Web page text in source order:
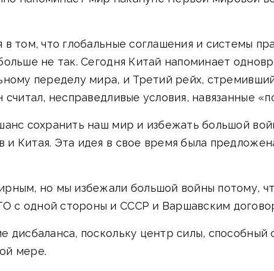
в том, что глобальные соглашения и системы
не так. Сегодня Китай напоминает
переделу мира, и Третий рейх,
несправедливые условия, навязанные
сохранить наш мир и избежать большой
Китая. Эта идея в свое время была
но мы избежали большой войны потому,
с одной стороны и СССР и Варшавским
дисбаланса, поскольку центр силы, способный
мере.